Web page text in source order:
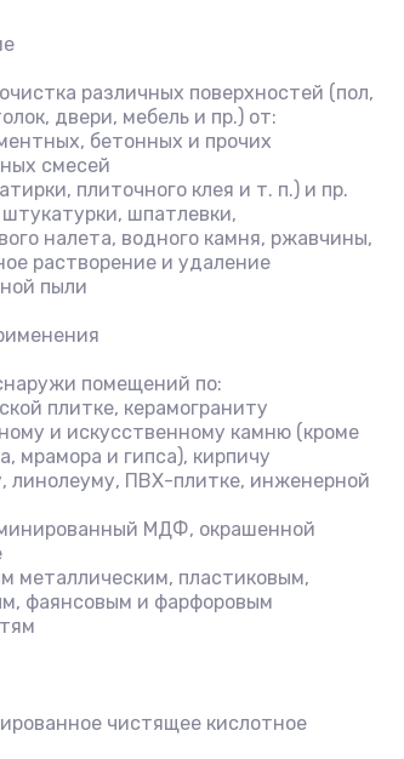
различных поверхностей (пол,
двери, мебель и пр.) от:
бетонных и прочих
смесей
плиточного клея и т. п.) и пр.
шпатлевки,
налета, водного камня, ржавчины,
растворение и удаление
пыли
помещений по:
плитке, керамограниту
и искусственному камню (кроме
мрамора и гипса), кирпичу
линолеуму, ПВХ-плитке, инженерной
МДФ, окрашенной
металлическим, пластиковым,
фаянсовым и фарфоровым
чистящее кислотное